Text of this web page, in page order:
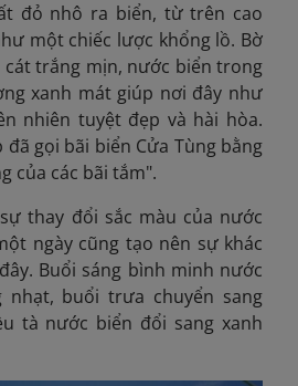
đỏ nhô ra biển, từ trên cao
một chiếc lược khổng lồ. Bờ
trắng mịn, nước biển trong
xanh mát giúp nơi đây như
nhiên tuyệt đẹp và hài hòa.
đã gọi bãi biển Cửa Tùng bằng
của các bãi tắm".
thay đổi sắc màu của nước
ngày cũng tạo nên sự khác
Buổi sáng bình minh nước
nhạt, buổi trưa chuyển sang
tà nước biển đổi sang xanh